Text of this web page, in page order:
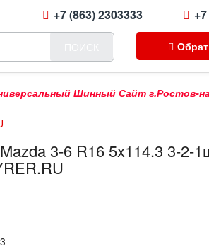
+7 (863) 2303333
Шинный Сайт г.Ростов-на-
3-6 R16 5x114.3 3-2-